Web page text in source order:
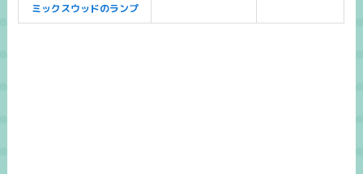
ミックスウッドのランプ